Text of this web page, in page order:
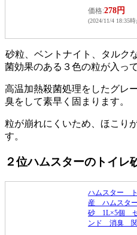
価格:278円
(2024/11/4 18:35時
砂粒、ベントナイト、タルク
菌効果のある３色の粒が入っ
高温加熱殺菌処理をしたグレ
臭をして素早く固まります。
粒が崩れにくいため、ほこり
す。
２位ハムスターのトイレ
ハムスター
産 ハムスタ
砂 1L×5個 ゼ
ンド 消臭 関